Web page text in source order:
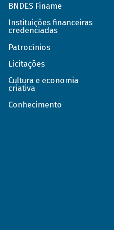
BNDES Finame
Instituições financeiras
credenciadas
Patrocínios
Licitações
Cultura e economia
criativa
Conhecimento